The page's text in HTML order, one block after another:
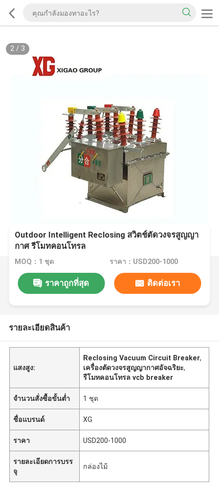
2/ 3
Outdoor Intelligent Reclosing สวิตช์ตัดวงจรสูญญา
กาศ รีโมทคอนโทรล
MOQ：1 ชุด ราคา：USD200-1000
ราคาถูกที่สุด ติดต่อเรา
รายละเอียดสินค้า
แสงสูง:
Reclosing Vacuum Circuit Breaker,
เครื่องตัดวงจรสูญญากาศอัจฉริยะ,
รีโมทคอนโทรล vcb breaker
จำนวนสั่งซื้อขั้นต่ำ 1 ชุด
ชื่อแบรนด์ XG
ราคา USD200-1000
รายละเอียดการบรร
จุ
กล่องไม้